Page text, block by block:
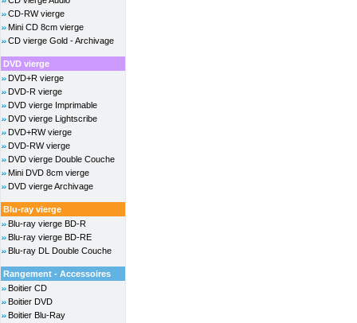
CD-RW vierge
Mini CD 8cm vierge
CD vierge Gold - Archivage
DVD vierge
DVD+R vierge
DVD-R vierge
DVD vierge Imprimable
DVD vierge Lightscribe
DVD+RW vierge
DVD-RW vierge
DVD vierge Double Couche
Mini DVD 8cm vierge
DVD vierge Archivage
Blu-ray vierge
Blu-ray vierge BD-R
Blu-ray vierge BD-RE
Blu-ray DL Double Couche
Rangement - Accessoires
Boitier CD
Boitier DVD
Boitier Blu-Ray